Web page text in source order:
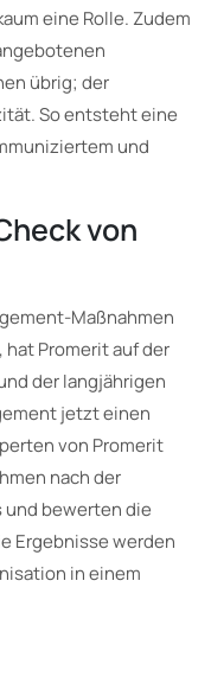
eine Rolle. Zudem
übrig; der
So entsteht eine
und
von
Maßnahmen
Promerit auf der
der langjährigen
jetzt einen
von Promerit
nach der
bewerten die
Ergebnisse werden
in einem